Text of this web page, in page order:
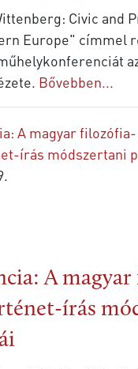
Civic and
Europe" címmel
Bővebben...
A
írás